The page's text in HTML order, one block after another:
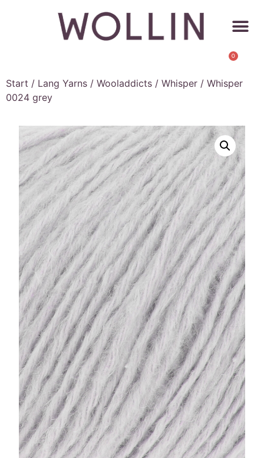
0
Start / Lang Yarns / Wooladdicts / Whisper / Whisper
0024 grey